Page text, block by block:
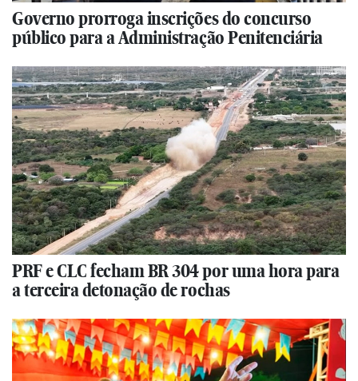
Governo prorroga inscrições do concurso
público para a Administração Penitenciária
PRF e CLC fecham BR 304 por uma hora para
a terceira detonação de rochas